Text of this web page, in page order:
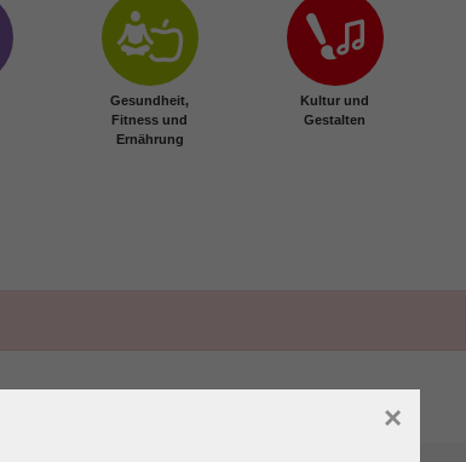
Gesundheit,
Fitness und
Ernährung
Kultur und
Gestalten
×